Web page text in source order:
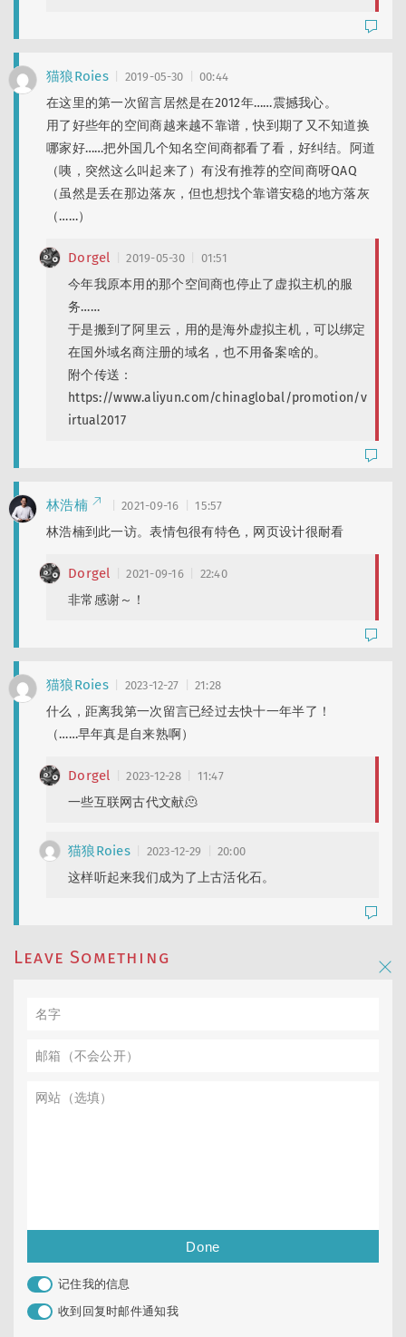
猫狼Roies 2019-05-30 00:44
在这里的第一次留言居然是在2012年……震撼我心。
用了好些年的空间商越来越不靠谱，快到期了又不知道换
哪家好……把外国几个知名空间商都看了看，好纠结。阿道
（咦，突然这么叫起来了）有没有推荐的空间商呀QAQ
（虽然是丢在那边落灰，但也想找个靠谱安稳的地方落灰
（……）
Dorgel 2019-05-30 01:51
今年我原本用的那个空间商也停止了虚拟主机的服
务……
于是搬到了阿里云，用的是海外虚拟主机，可以绑定
在国外域名商注册的域名，也不用备案啥的。
附个传送：
https://www.aliyun.com/chinaglobal/promotion/v
irtual2017
林浩楠 2021-09-16 15:57
林浩楠到此一访。表情包很有特色，网页设计很耐看
Dorgel 2021-09-16 22:40
非常感谢～！
猫狼Roies 2023-12-27 21:28
什么，距离我第一次留言已经过去快十一年半了！
（……早年真是自来熟啊）
Dorgel 2023-12-28 11:47
一些互联网古代文献🫠
猫狼Roies 2023-12-29 20:00
这样听起来我们成为了上古活化石。
Leave Something
记住我的信息
收到回复时邮件通知我